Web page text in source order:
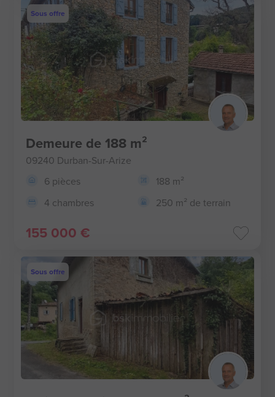
Sous offre
Demeure de 188 m²
09240 Durban-Sur-Arize
6 pièces
188 m²
4 chambres
250 m² de terrain
155 000 €
Sous offre